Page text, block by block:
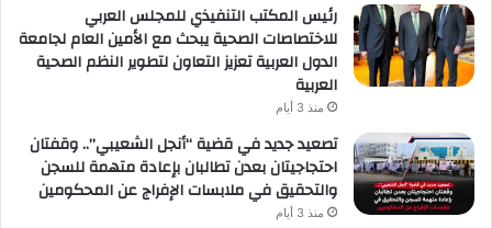
رئيس المكتب التنفيذي للمجلس العربي
للاختصاصات الصحية يبحث مع الأمين العام لجامعة
الدول العربية تعزيز التعاون لتطوير النظم الصحية
العربية
منذ 3 أيام
تصعيد جديد في قضية “أنجل الشعيبي”.. وقفتان
احتجاجيتان بعدن تطالبان بإعادة متهمة للسجن
والتحقيق في ملابسات الإفراج عن المحكومين
منذ 3 أيام